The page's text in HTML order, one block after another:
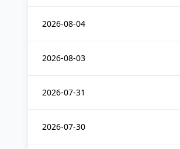
2026-08-04
2026-08-03
2026-07-31
2026-07-30